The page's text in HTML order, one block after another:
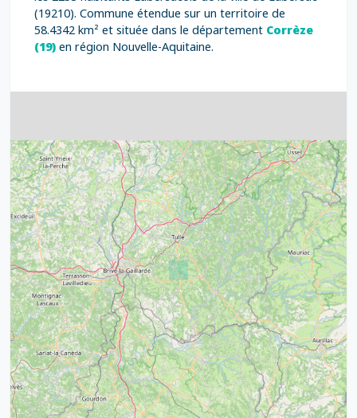
(19210). Commune étendue sur un territoire de
58.4342 km² et située dans le département Corrèze
(19) en région Nouvelle-Aquitaine.
4
15
21
14
32
39
52 68
43